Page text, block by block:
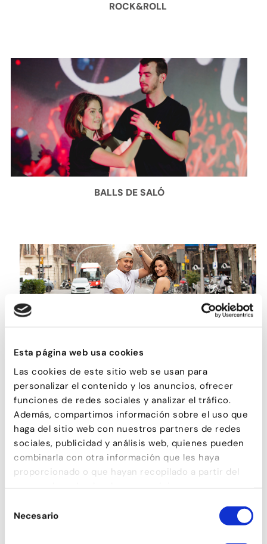
Esta página web usa cookies
Las cookies de este sitio web se usan para
personalizar el contenido y los anuncios, ofrecer
funciones de redes sociales y analizar el tráfico.
Además, compartimos información sobre el uso que
haga del sitio web con nuestros partners de redes
sociales, publicidad y análisis web, quienes pueden
combinarla con otra información que les haya
proporcionado o que hayan recopilado a partir del
uso que haya hecho de sus servicios.
deNecesario
ROCK&ROLL
BALLS DE SALÓ
BACHATA TRADICIONAL